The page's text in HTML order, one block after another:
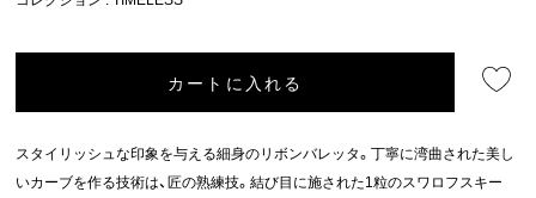
カートに入れる
スタイリッシュな印象を与える細身のリボンバレッタ。丁寧に湾曲された美し
いカーブを作る技術は、匠の熟練技。結び目に施された1粒のスワロフスキー